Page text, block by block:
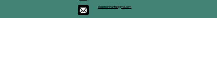
clousmiminantu@gmail.com